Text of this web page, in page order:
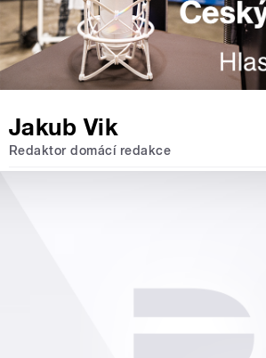
Jakub Vik
Redaktor domácí redakce